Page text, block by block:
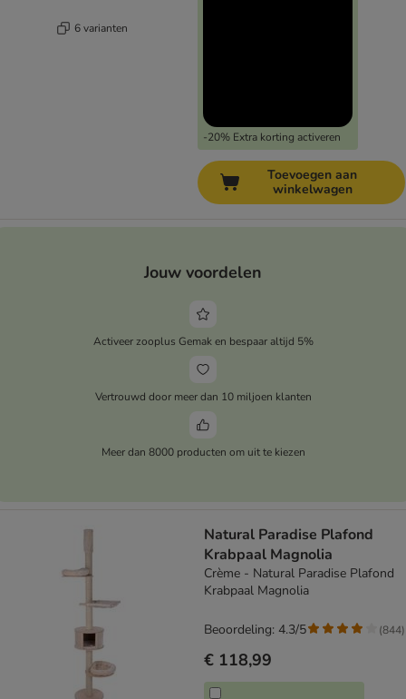
6 varianten
-20% Extra korting activeren
Toevoegen aan
winkelwagen
Jouw voordelen
Activeer zooplus Gemak en bespaar altijd 5%
Vertrouwd door meer dan 10 miljoen klanten
Meer dan 8000 producten om uit te kiezen
Natural Paradise Plafond
Krabpaal Magnolia
Crème - Natural Paradise Plafond
Krabpaal Magnolia
€ 118,99
Beoordeling: 4.3/5 (844)